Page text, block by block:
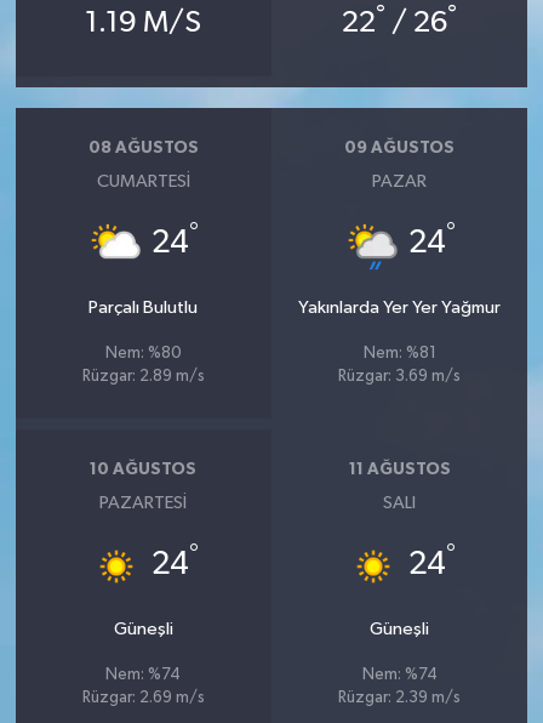
1.19 M/S 22° / 26°
08 AĞUSTOS
CUMARTESI
24°
Parçalı Bulutlu
Nem: %80
Rüzgar: 2.89 m/s
09 AĞUSTOS
PAZAR
24°
Yakınlarda Yer Yer Yağmur
Nem: %81
Rüzgar: 3.69 m/s
10 AĞUSTOS
PAZARTESI
24°
Güneşli
Nem: %74
Rüzgar: 2.69 m/s
11 AĞUSTOS
SALI
24°
Güneşli
Nem: %74
Rüzgar: 2.39 m/s